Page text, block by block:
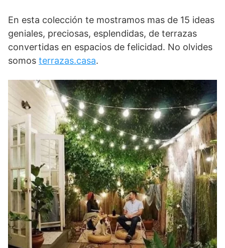
En esta colección te mostramos mas de 15 ideas
geniales, preciosas, esplendidas, de terrazas
convertidas en espacios de felicidad. No olvides
somos terrazas.casa.